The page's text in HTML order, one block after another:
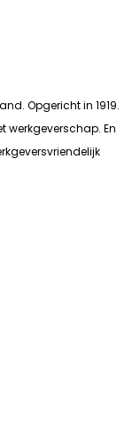
Opgericht in 1919.
werkgeverschap. En